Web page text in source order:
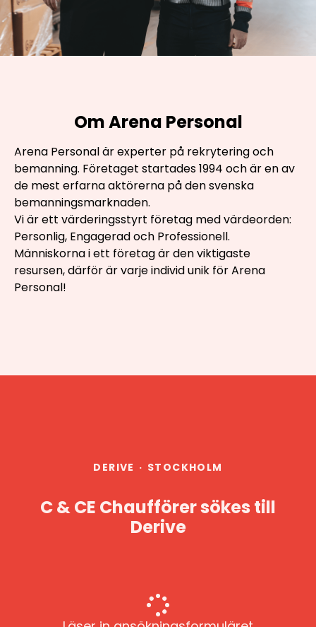
Om Arena Personal
Arena Personal är experter på rekrytering och
bemanning. Företaget startades 1994 och är en av
de mest erfarna aktörerna på den svenska
bemanningsmarknaden.
Vi är ett värderingsstyrt företag med värdeorden:
Personlig, Engagerad och Professionell.
Människorna i ett företag är den viktigaste
resursen, därför är varje individ unik för Arena
Personal!
DERIVE · STOCKHOLM
C & CE Chaufförer sökes till
Derive